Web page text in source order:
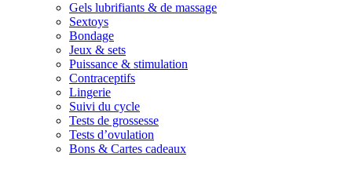
Gels lubrifiants & de massage
Sextoys
Bondage
Jeux & sets
Puissance & stimulation
Contraceptifs
Lingerie
Suivi du cycle
Tests de grossesse
Tests d’ovulation
Bons & Cartes cadeaux